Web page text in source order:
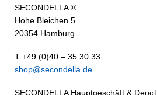
SECONDELLA ®
Hohe Bleichen 5
20354 Hamburg
T +49 (0)40 – 35 30 33
shop@secondella.de
SECONDELLA Hauptgeschäft & Depot